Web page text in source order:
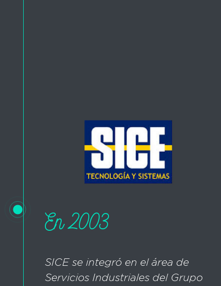
En 2003
SICE se integró en el área de
Servicios Industriales del Grupo